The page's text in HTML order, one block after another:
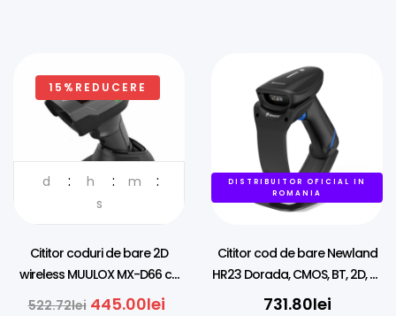
15%REDUCERE
d h
m
s
Cititor coduri de bare 2D
wireless MUULOX MX-D66 cu
cradle
522.72lei 445.00lei
DISTRIBUITOR OFICIAL IN
ROMANIA
Cititor cod de bare Newland
HR23 Dorada, CMOS, BT, 2D, kit
(USB), charging/transmitter
731.80lei